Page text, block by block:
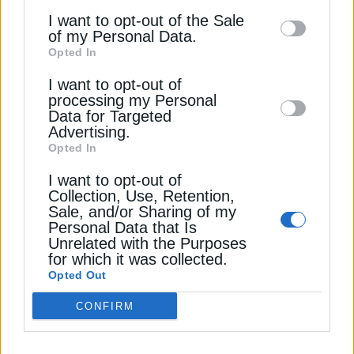
information may also be disclosed by us to
third parties on theIAB’s List of
Downstream Participants
disclose it to other third parties.
I want to opt-out of the Sale
of my Personal Data.
Opted In
I want to opt-out of
processing my Personal
Data for Targeted
Advertising.
Opted In
I want to opt-out of
Collection, Use, Retention,
Sale, and/or Sharing of my
Personal Data that Is
Unrelated with the Purposes
for which it was collected.
Opted Out
CONFIRM
θα πληρώσει στην 4ετία 7.000€ ή 145 ευρώ το
10. 100% Επιδότηση για ατομικά μέσα
μετακίνησης Ατόμων με Αναπηρία (51 εκατ. €)
Το μέτρο προβλέπει 100% επιδότηση για την
απόκτηση ηλεκτρικών αμαξιδίων, mobility
scooters και hand bikes για 13.200 άτομα με
αναπηρία, καθώς και για τετραπληγικά ή
παραπληγικά άτομα μεγαλύτερης ηλικίας.
Δικαιούχοι θα είναι τόσο ασφαλισμένοι όσο και
ανασφάλιστοι πολίτες. Έτσι, η παρέμβαση
καλύπτει ένα υπαρκτό χρηματοδοτικό κενό:
σήμερα ο υφιστάμενος μηχανισμός αποζημίωσης
την Πολιτική Απορρήτου